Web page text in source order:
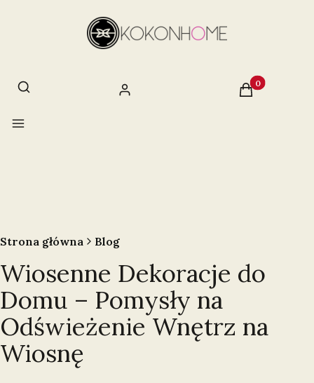
Otwórz wyszukiwarkę
Szukaj Zaloguj się Produkty w
Koszyk
Menu
Strona główna Blog
Wiosenne Dekoracje do
Domu – Pomysły na
Odświeżenie Wnętrz na
Wiosnę